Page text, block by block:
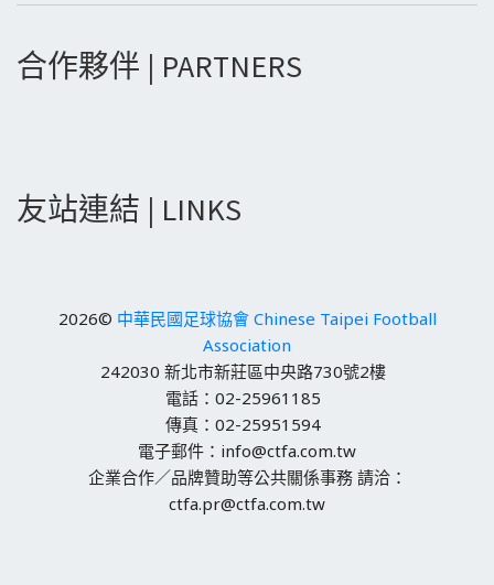
合作夥伴 | PARTNERS
友站連結 | LINKS
2026© 中華民國足球協會 Chinese Taipei Football
Association
242030 新北市新莊區中央路730號2樓
電話：02-25961185
傳真：02-25951594
電子郵件：info@ctfa.com.tw
企業合作／品牌贊助等公共關係事務 請洽：
ctfa.pr@ctfa.com.tw